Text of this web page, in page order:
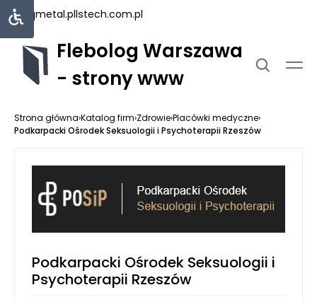
uniqmetal.pllstech.com.pl
Flebolog Warszawa
- strony www
Strona główna›Katalog firm›Zdrowie›Placówki medyczne›
Podkarpacki Ośrodek Seksuologii i Psychoterapii Rzeszów
Podkarpacki Ośrodek Seksuologii i
Psychoterapii Rzeszów